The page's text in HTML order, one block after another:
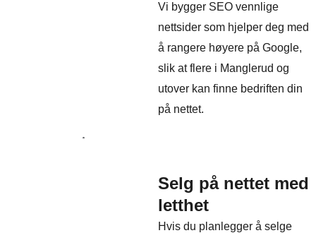
Vi bygger SEO vennlige
nettsider som hjelper deg med
å rangere høyere på Google,
slik at flere i Manglerud og
utover kan finne bedriften din
på nettet.
Selg på nettet med
letthet
Hvis du planlegger å selge